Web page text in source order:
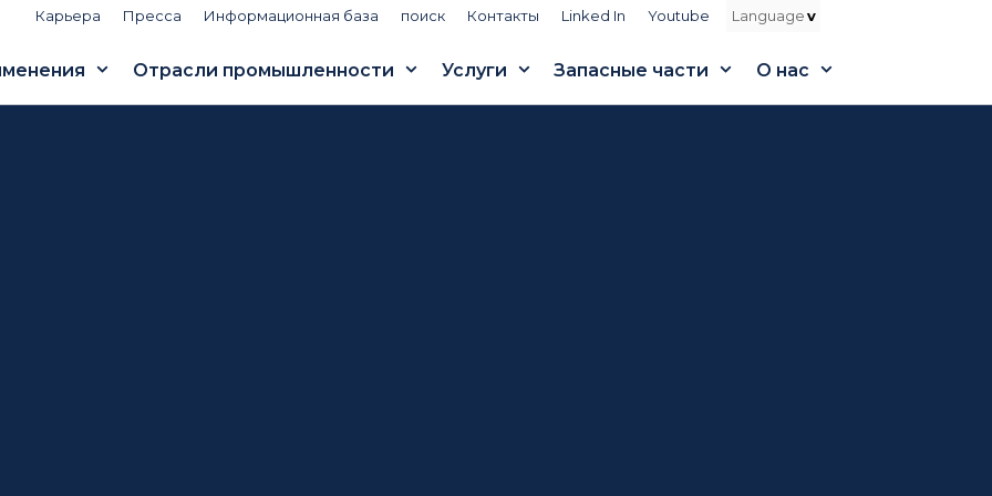
Карьера Пресса Информационная база поиск Контакты Linked In Youtube
Отрасли промышленности Услуги Запасные части О нас